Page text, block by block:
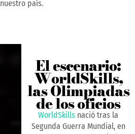
nuestro país.
El escenario:
WorldSkills,
las Olimpiadas
de los oficios
WorldSkills nació tras la
Segunda Guerra Mundial, en